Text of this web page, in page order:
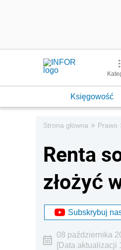
Księgowość
Strona główna » Prawo
Renta
złożyć
Subskrybuj
08 października
[Data aktualizacji